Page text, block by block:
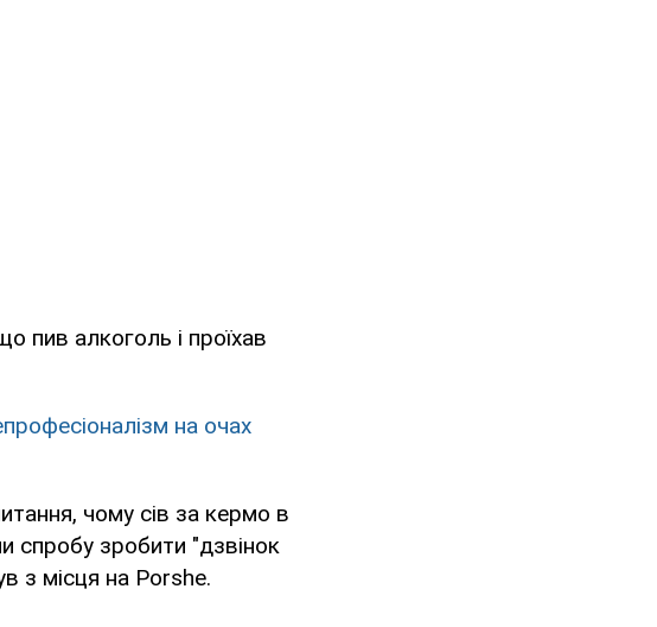
пив алкоголь і проїхав
на очах
чому сів за кермо в
спробу зробити "дзвінок
з місця на Porshe.